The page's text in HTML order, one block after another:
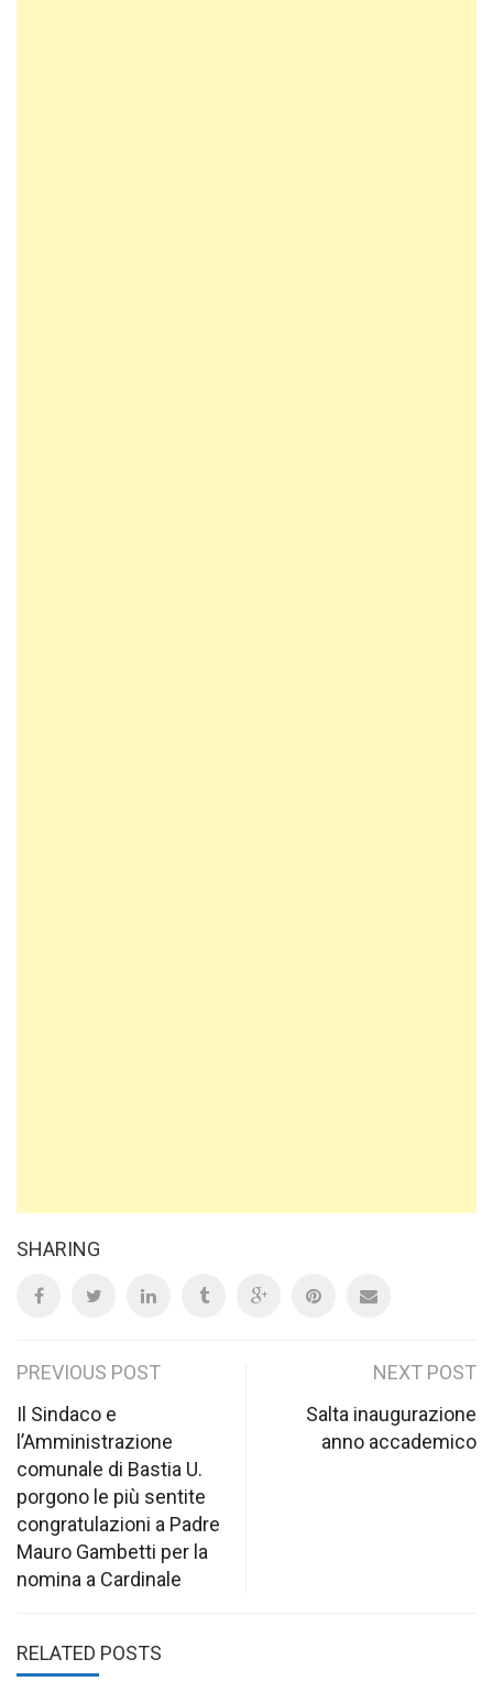
SHARING
Post
navigation
PREVIOUS POST
Il Sindaco e
l’Amministrazione
comunale di Bastia U.
porgono le più sentite
congratulazioni a Padre
Mauro Gambetti per la
nomina a Cardinale
NEXT POST
Salta inaugurazione
anno accademico
RELATED POSTS